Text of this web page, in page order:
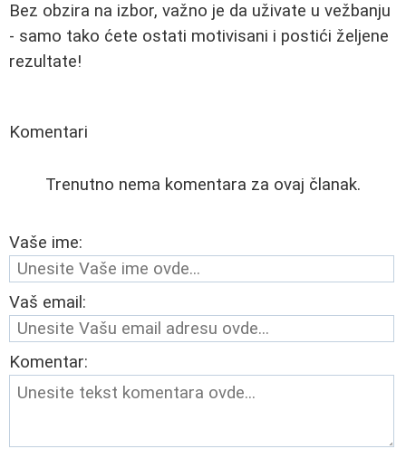
Bez obzira na izbor, važno je da uživate u vežbanju
- samo tako ćete ostati motivisani i postići željene
rezultate!
Komentari
Trenutno nema komentara za ovaj članak.
Vaše ime:
Vaš email:
Komentar: